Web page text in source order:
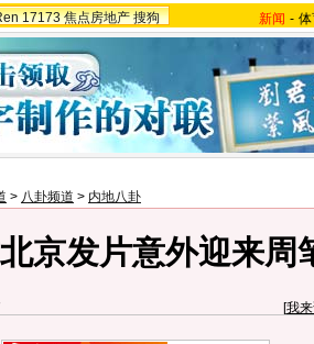
17173 焦点房地产 搜狗 新闻 -
> 八卦频道 > 内地八卦
京发片意外迎来周
[我